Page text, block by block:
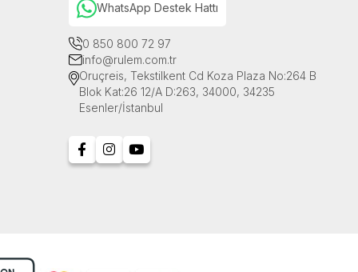
WhatsApp Destek Hattı
0 850 800 72 97
info@rulem.com.tr
Oruçreis, Tekstilkent Cd Koza Plaza No:264 B
Blok Kat:26 12/A D:263, 34000, 34235
Esenler/İstanbul